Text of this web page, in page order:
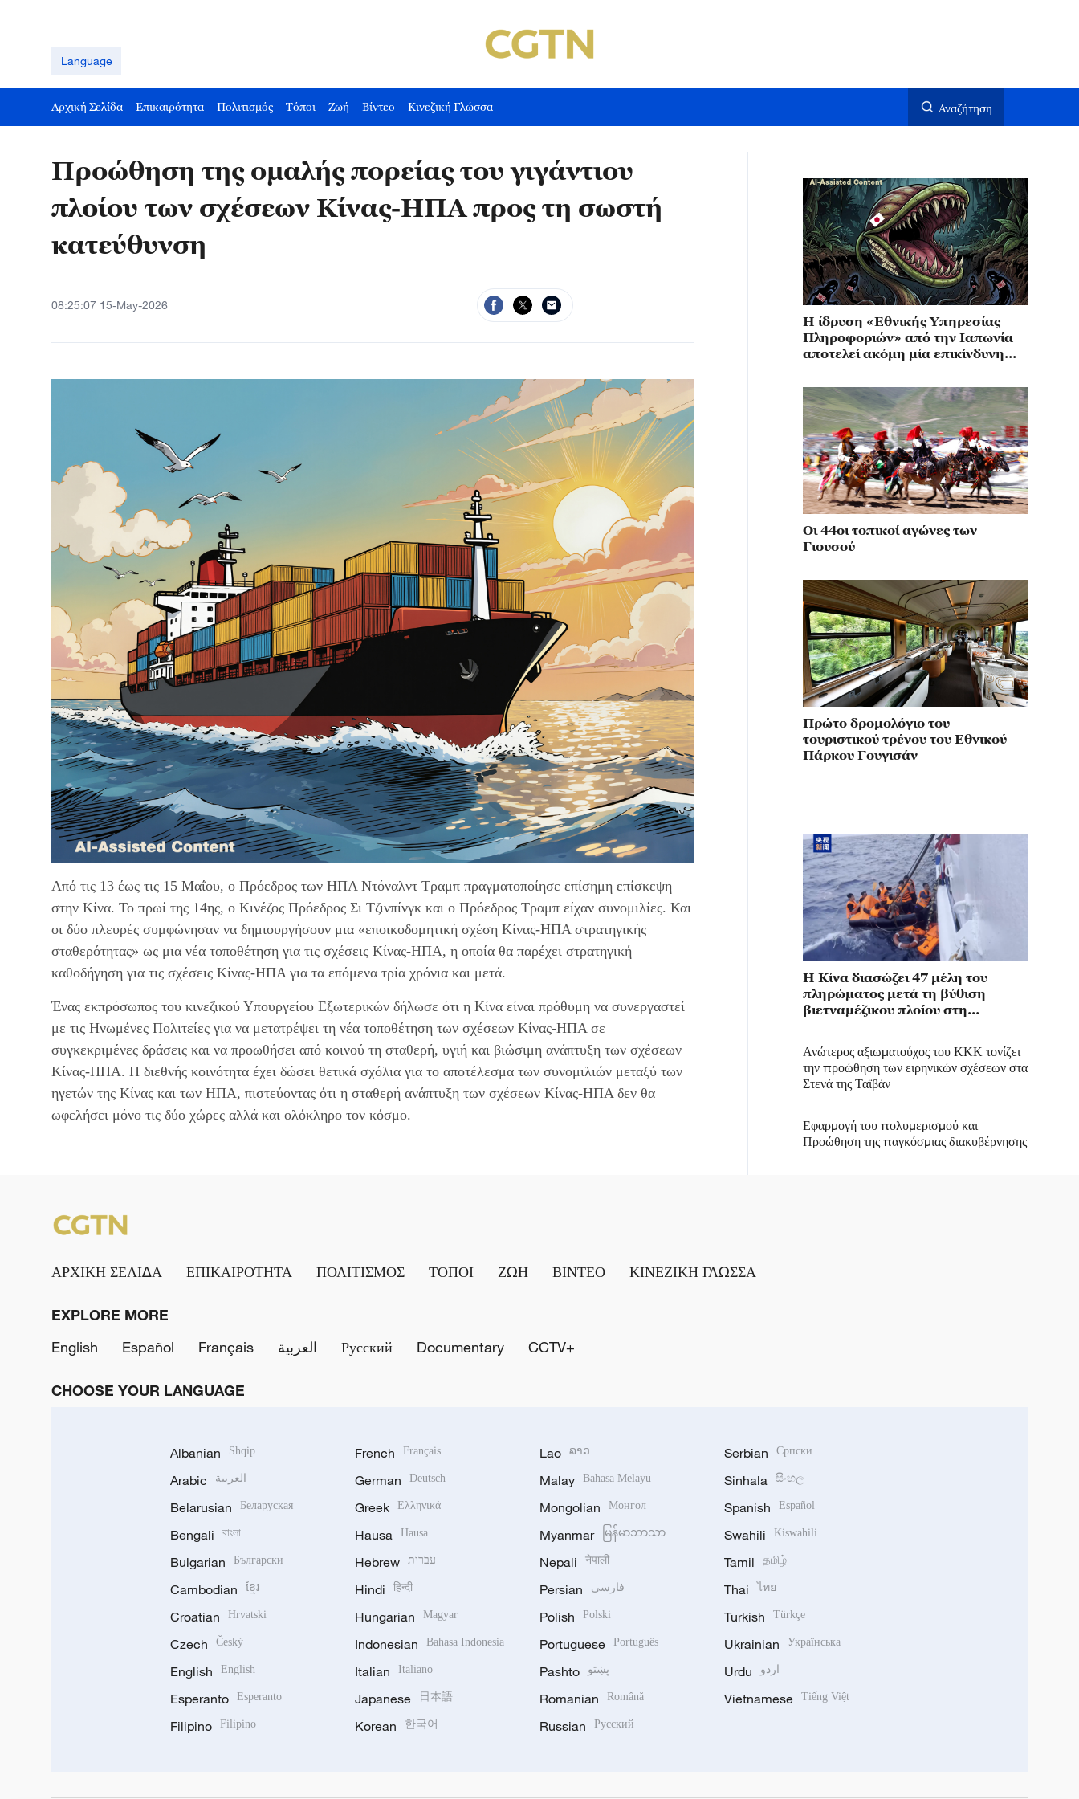
Language
Αρχική Σελίδα Επικαιρότητα Πολιτισμός Τόποι Ζωή Βίντεο Κινεζική Γλώσσα Αναζήτηση
Προώθηση της ομαλής πορείας του γιγάντιου
πλοίου των σχέσεων Κίνας-ΗΠΑ προς τη σωστή
κατεύθυνση
08:25:07 15-May-2026
Από τις 13 έως τις 15 Μαΐου, ο Πρόεδρος των ΗΠΑ Ντόναλντ Τραμπ πραγματοποίησε επίσημη επίσκεψη
στην Κίνα. Το πρωί της 14ης, ο Κινέζος Πρόεδρος Σι Τζινπίνγκ και ο Πρόεδρος Τραμπ είχαν συνομιλίες. Και
οι δύο πλευρές συμφώνησαν να δημιουργήσουν μια «εποικοδομητική σχέση Κίνας-ΗΠΑ στρατηγικής
σταθερότητας» ως μια νέα τοποθέτηση για τις σχέσεις Κίνας-ΗΠΑ, η οποία θα παρέχει στρατηγική
καθοδήγηση για τις σχέσεις Κίνας-ΗΠΑ για τα επόμενα τρία χρόνια και μετά.
Ένας εκπρόσωπος του κινεζικού Υπουργείου Εξωτερικών δήλωσε ότι η Κίνα είναι πρόθυμη να συνεργαστεί
με τις Ηνωμένες Πολιτείες για να μετατρέψει τη νέα τοποθέτηση των σχέσεων Κίνας-ΗΠΑ σε
συγκεκριμένες δράσεις και να προωθήσει από κοινού τη σταθερή, υγιή και βιώσιμη ανάπτυξη των σχέσεων
Κίνας-ΗΠΑ. Η διεθνής κοινότητα έχει δώσει θετικά σχόλια για το αποτέλεσμα των συνομιλιών μεταξύ των
ηγετών της Κίνας και των ΗΠΑ, πιστεύοντας ότι η σταθερή ανάπτυξη των σχέσεων Κίνας-ΗΠΑ δεν θα
ωφελήσει μόνο τις δύο χώρες αλλά και ολόκληρο τον κόσμο.
Η ίδρυση «Εθνικής Υπηρεσίας
Πληροφοριών» από την Ιαπωνία
αποτελεί ακόμη μία επικίνδυνη
μιλιταρισμού
Οι 44οι τοπικοί αγώνες των
Γιουσού
Πρώτο δρομολόγιο του
τουριστικού τρένου του Εθνικού
Πάρκου Γουγισάν
Η Κίνα διασώζει 47 μέλη του
πληρώματος μετά τη βύθιση
βιετναμέζικου πλοίου στη
Ανώτερος αξιωματούχος του ΚΚΚ τονίζει
την προώθηση των ειρηνικών σχέσεων στα
Στενά της Ταϊβάν
Εφαρμογή του πολυμερισμού και
Προώθηση της παγκόσμιας διακυβέρνησης
ΑΡΧΙΚΗ ΣΕΛΙΔΑ ΕΠΙΚΑΙΡΟΤΗΤΑ ΠΟΛΙΤΙΣΜΟΣ ΤΟΠΟΙ ΖΩΗ ΒΙΝΤΕΟ ΚΙΝΕΖΙΚΗ ΓΛΩΣΣΑ
EXPLORE MORE
English
Español Français العربية Русский Documentary CCTV+
CHOOSE YOUR LANGUAGE
Albanian Shqip
Arabic العربية
Belarusian Беларуская
Bengali বাংলা
Bulgarian Български
Cambodian ខ្មែរ
Croatian Hrvatski
Czech Český
English English
Esperanto Esperanto
Filipino Filipino
French Français
German Deutsch
Greek Ελληνικά
Hausa Hausa
Hebrew עברית
Hindi हिन्दी
Hungarian Magyar
Indonesian Bahasa Indonesia
Italian Italiano
Japanese 日本語
Korean 한국어
Lao ລາວ
Malay Bahasa Melayu
Mongolian Монгол
Myanmar မြန်မာဘာသာ
Nepali नेपाली
Persian فارسی
Polish Polski
Portuguese Português
Pashto پښتو
Romanian Română
Russian Русский
Serbian Српски
Sinhala සිංහල
Spanish Español
Swahili Kiswahili
Tamil தமிழ்
Thai ไทย
Turkish Türkçe
Ukrainian Українська
Urdu اردو
Vietnamese Tiếng Việt